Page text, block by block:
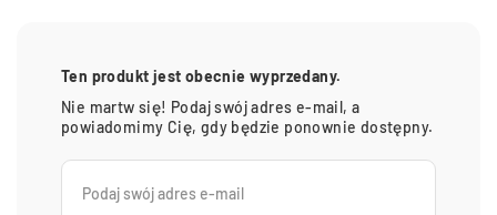
Ten produkt jest obecnie wyprzedany.
Nie martw się! Podaj swój adres e-mail, a
powiadomimy Cię, gdy będzie ponownie dostępny.